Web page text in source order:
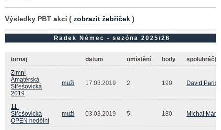
Výsledky PBT akcí ( zobrazit žebříček )
Radek Němec - sezóna 2025/26
turnaj datum umístění body
Zimní
Amatérská
Střešovická
2019
muži 17.03.2019 2. 190 David Paris
11.
Střešovická
OPEN nedělní
muži 03.03.2019 5. 180 Michal Mára